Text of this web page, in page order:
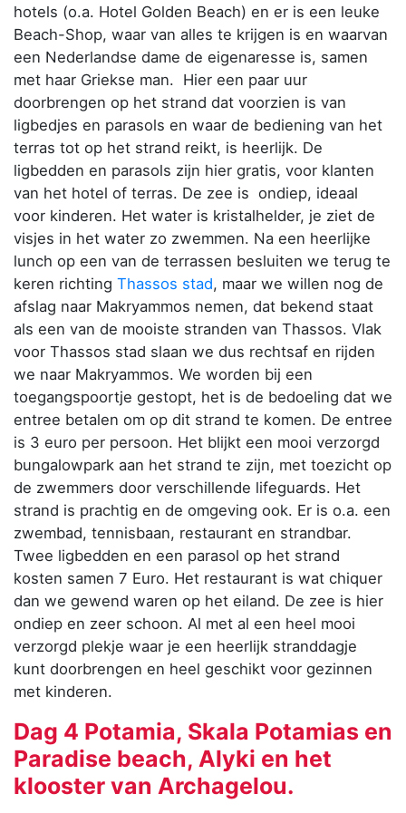
hotels (o.a. Hotel Golden Beach) en er is een leuke
Beach-Shop, waar van alles te krijgen is en waarvan
een Nederlandse dame de eigenaresse is, samen
met haar Griekse man. Hier een paar uur
doorbrengen op het strand dat voorzien is van
ligbedjes en parasols en waar de bediening van het
terras tot op het strand reikt, is heerlijk. De
ligbedden en parasols zijn hier gratis, voor klanten
van het hotel of terras. De zee is ondiep, ideaal
voor kinderen. Het water is kristalhelder, je ziet de
visjes in het water zo zwemmen. Na een heerlijke
lunch op een van de terrassen besluiten we terug te
keren richting Thassos stad, maar we willen nog de
afslag naar Makryammos nemen, dat bekend staat
als een van de mooiste stranden van Thassos. Vlak
voor Thassos stad slaan we dus rechtsaf en rijden
we naar Makryammos. We worden bij een
toegangspoortje gestopt, het is de bedoeling dat we
entree betalen om op dit strand te komen. De entree
is 3 euro per persoon. Het blijkt een mooi verzorgd
bungalowpark aan het strand te zijn, met toezicht op
de zwemmers door verschillende lifeguards. Het
strand is prachtig en de omgeving ook. Er is o.a. een
zwembad, tennisbaan, restaurant en strandbar.
Twee ligbedden en een parasol op het strand
kosten samen 7 Euro. Het restaurant is wat chiquer
dan we gewend waren op het eiland. De zee is hier
ondiep en zeer schoon. Al met al een heel mooi
verzorgd plekje waar je een heerlijk stranddagje
kunt doorbrengen en heel geschikt voor gezinnen
met kinderen.
Dag 4 Potamia, Skala Potamias en
Paradise beach, Alyki en het
klooster van Archagelou.